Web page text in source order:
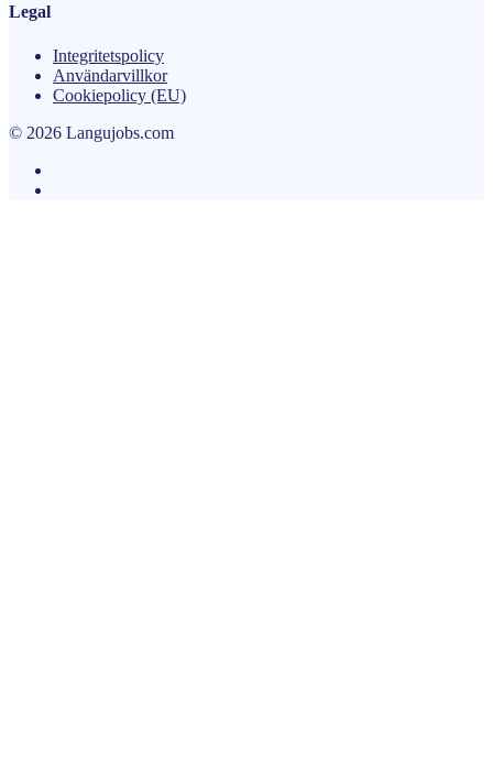
Legal
Integritetspolicy
Användarvillkor
Cookiepolicy (EU)
© 2026 Langujobs.com